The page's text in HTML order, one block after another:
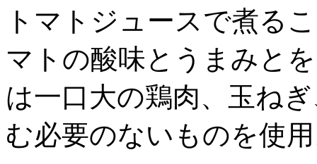
トマトジュースで煮る
マトの酸味とうまみと
は一口大の鶏肉、玉ね
む必要のないものを使